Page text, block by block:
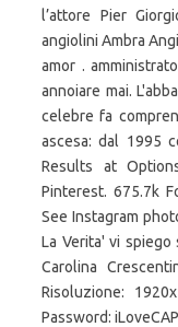
l’attore Pier
angiolini Ambra
amor .
annoiare mai.
celebre fa
ascesa: dal 1995
Results at
Pinterest. 675.7k
See Instagram
La Verita' vi spiego
Carolina
Risoluzione:
Password: